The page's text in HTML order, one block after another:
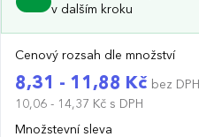
v dalším kroku
Cenový rozsah dle množství
8,31 - 11,88 Kč bez DPH
10,06 - 14,37 Kč s DPH
Množstevní sleva